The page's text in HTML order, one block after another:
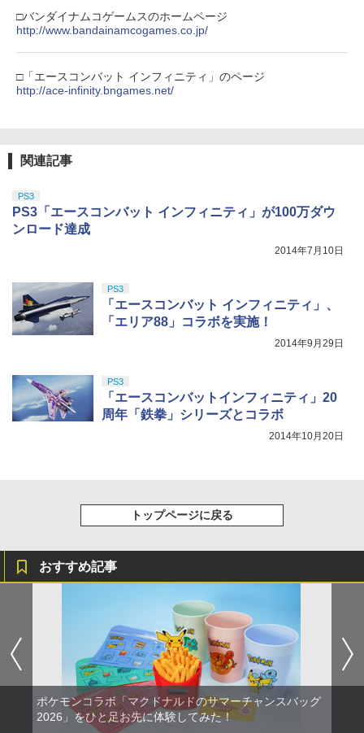
□バンダイナムコゲームスのホームページ
http://www.bandainamcogames.co.jp/
□「エースコンバット インフィニティ」のページ
http://ace-infinity.bngames.net/
関連記事
PS3
PS3「エースコンバット インフィニティ」が100万ダウ
ンロード達成
2014年7月10日
PS3
「エースコンバット インフィニティ」、
「エリア88」コラボを実施！
2014年9月29日
PS3
「エースコンバットインフィニティ」20
周年「鉄拳」シリーズとコラボ
2014年10月20日
トップページに戻る
おすすめ記事
ポケモンコラボ「マクドナルドのサマーチャンスバッグ
2026」をひと足お先に体験してみた！